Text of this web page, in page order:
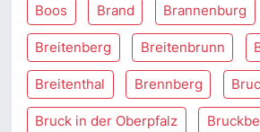
Boos Brand Brannenburg
Breitenberg Breitenbrunn
Breitenthal Brennberg
Bruck in der Oberpfalz